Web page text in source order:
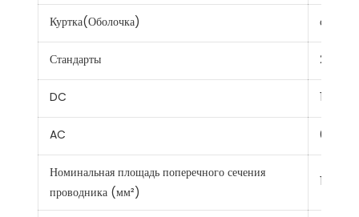
Куртка(Оболочка)
Стандарты 2ПфГ
DC 1.8кв
AC 0.6/1кв
Номинальная площадь поперечного сечения
проводника (мм²)
1,5~35